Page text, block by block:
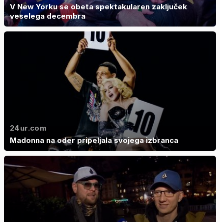
V New Yorku se obeta spektakularen zaključek
veselega decembra
24ur.com
Madonna na oder pripeljala svojega izbranca